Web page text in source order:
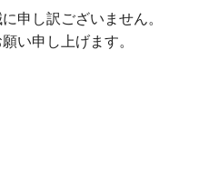
申し訳ございません。
い申し上げます。